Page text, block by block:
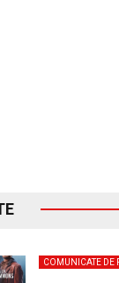
COMUNICATE DE